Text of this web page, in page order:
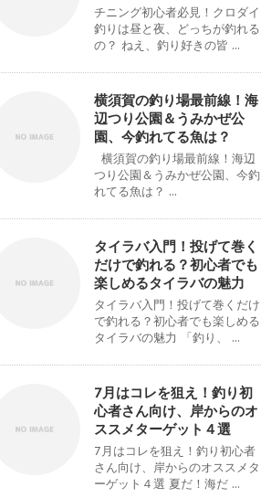
チニング初心者必見！クロダイ
釣りは昼と夜、どっちが釣れる
の？ ねえ、釣り好きの皆 ...
横須賀の釣り場最前線！海
辺つり公園＆うみかぜ公
園、今釣れてる魚は？
横須賀の釣り場最前線！海辺
つり公園＆うみかぜ公園、今釣
れてる魚は？ ...
タイラバ入門！投げて巻く
だけで釣れる？初心者でも
楽しめるタイラバの魅力
タイラバ入門！投げて巻くだけ
で釣れる？初心者でも楽しめる
タイラバの魅力 「釣り、 ...
7月はコレを狙え！釣り初
心者さん向け、岸からのオ
ススメターゲット４選
7月はコレを狙え！釣り初心者
さん向け、岸からのオススメタ
ーゲット４選 夏だ！海だ ...